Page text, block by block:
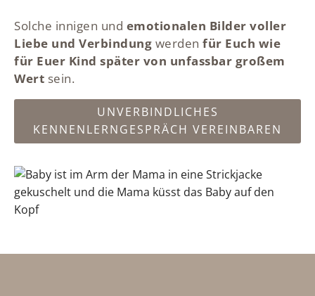
Solche innigen und emotionalen Bilder voller
Liebe und Verbindung werden für Euch wie
für Euer Kind später von unfassbar großem
Wert sein.
UNVERBINDLICHES
KENNENLERNGESPRÄCH VEREINBAREN